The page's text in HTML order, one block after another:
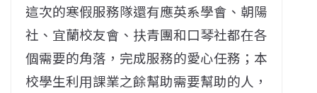
這次的寒假服務隊還有應英系學會、朝陽
社、宜蘭校友會、扶青團和口琴社都在各
個需要的角落，完成服務的愛心任務；本
校學生利用課業之餘幫助需要幫助的人，